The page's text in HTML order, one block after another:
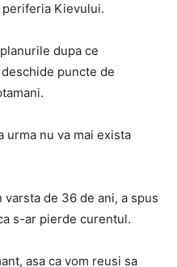
periferia Kievului.
dupa ce
puncte de
urma nu va mai exista
varsta de 36 de ani, a spus
s-ar pierde curentul.
asa ca vom reusi sa